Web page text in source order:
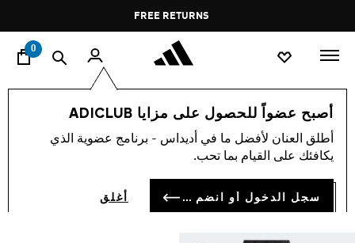
Pause
promotion
rotation
FREE RETURNS
0
أصبح عضواً للحصول على مزايا ADICLUB
أطلق العنان لأفضل ما في أديداس - برنامج عضوية الذي
يكافئك على القيام بما تحب.
سجل الدخول أو انضم الآن أغلق
secretactivity
SECRETACTIVITY (1)